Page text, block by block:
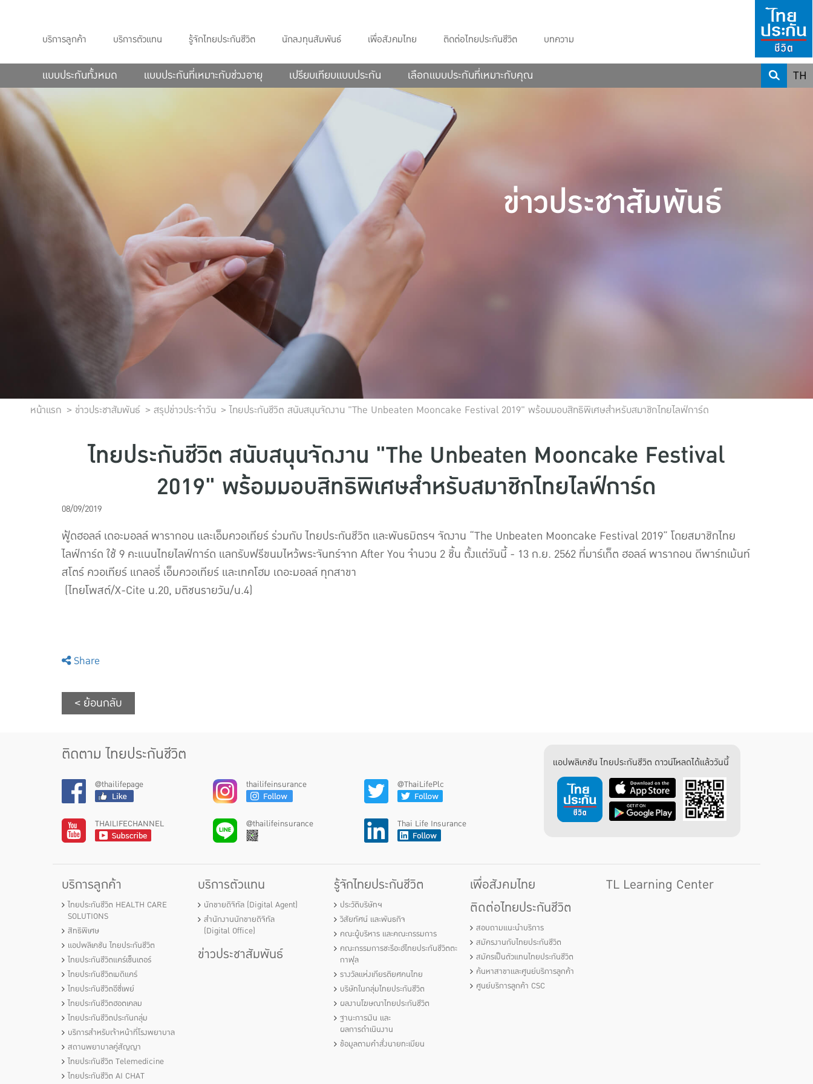
บริการลูกค้า บริการตัวแทน รู้จักไทยประกันชีวิต นักลงทุนสัมพันธ์ เพื่อสังคมไทย ติดต่อไทยประกันชีวิต บทความ
แบบประกันทั้งหมด แบบประกันที่เหมาะกับช่วงอายุ เปรียบเทียบแบบประกัน เลือกแบบประกันที่เหมาะกับคุณ TH
ข่าวประชาสัมพันธ์
หน้าแรก ข่าวประชาสัมพันธ์ สรุปข่าวประจำวัน ไทยประกันชีวิต สนับสนุนจัดงาน "The Unbeaten Mooncake Festival 2019" พร้อมมอบสิทธิพิเศษสำหรับสมาชิกไทยไลฟ์การ์ด
ไทยประกันชีวิต สนับสนุนจัดงาน "The Unbeaten Mooncake Festival
2019" พร้อมมอบสิทธิพิเศษสำหรับสมาชิกไทยไลฟ์การ์ด
08/09/2019
ฟู้ดฮอลล์ เดอะมอลล์ พารากอน และเอ็มควอเทียร์ ร่วมกับ ไทยประกันชีวิต และพันธมิตรฯ จัดงาน “The Unbeaten Mooncake Festival 2019” โดยสมาชิกไทย
ไลฟ์การ์ด ใช้ 9 คะแนนไทยไลฟ์การ์ด แลกรับฟรีขนมไหว้พระจันทร์จาก After You จำนวน 2 ชิ้น ตั้งแต่วันนี้ - 13 ก.ย. 2562 ที่มาร์เก็ต ฮอลล์ พารากอน ดีพาร์ทเม้นท์
สโตร์ ควอเทียร์ แกลอรี่ เอ็มควอเทียร์ และเทคโฮม เดอะมอลล์ ทุกสาขา
(ไทยโพสต์/X-Cite น.20, มติชนรายวัน/น.4)
Share
< ย้อนกลับ
ติดตาม ไทยประกันชีวิต
@thailifepage thailifeinsurance @ThaiLifePlc
THAILIFECHANNEL @thailifeinsurance Thai Life Insurance
แอปพลิเคชัน ไทยประกันชีวิต ดาวน์โหลดได้แล้ววันนี้
บริการลูกค้า
ไทยประกันชีวิต HEALTH CARE
SOLUTIONS
สิทธิพิเศษ
แอปพลิเคชัน ไทยประกันชีวิต
ไทยประกันชีวิตแคร์เซ็นเตอร์
ไทยประกันชีวิตเมดิแคร์
ไทยประกันชีวิตอีซี่เพย์
ไทยประกันชีวิตฮอตเคลม
ไทยประกันชีวิตประกันกลุ่ม
บริการสำหรับเจ้าหน้าที่โรงพยาบาล
สถานพยาบาลคู่สัญญา
ไทยประกันชีวิต Telemedicine
ไทยประกันชีวิต AI CHAT
บริการตัวแทน
นักขายดิจิทัล (Digital Agent)
สำนักงานนักขายดิจิทัล
(Digital Office)
ข่าวประชาสัมพันธ์
รู้จักไทยประกันชีวิต
ประวัติบริษัทฯ
วิสัยทัศน์ และพันธกิจ
คณะผู้บริหาร และคณะกรรมการ
คณะกรรมการชะรีอะฮ์ไทยประกันชีวิตตะ
กาฟุล
รางวัลแห่งเกียรติยศคนไทย
บริษัทในกลุ่มไทยประกันชีวิต
ผลงานโฆษณาไทยประกันชีวิต
ฐานะการเงิน และ
ผลการดำเนินงาน
ข้อมูลตามคำสั่งนายทะเบียน
เพื่อสังคมไทย
ติดต่อไทยประกันชีวิต
สอบถามแนะนำบริการ
สมัครงานกับไทยประกันชีวิต
สมัครเป็นตัวแทนไทยประกันชีวิต
ค้นหาสาขาและศูนย์บริการลูกค้า
ศูนย์บริการลูกค้า CSC
TL Learning Center